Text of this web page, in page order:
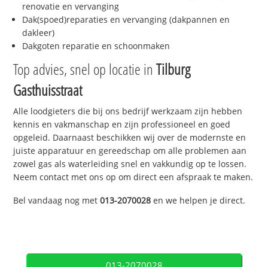
renovatie en vervanging
Dak(spoed)reparaties en vervanging (dakpannen en
dakleer)
Dakgoten reparatie en schoonmaken
Top advies, snel op locatie inTilburg
Gasthuisstraat
Alle loodgieters die bij ons bedrijf werkzaam zijn hebben
kennis en vakmanschap en zijn professioneel en goed
opgeleid. Daarnaast beschikken wij over de modernste en
juiste apparatuur en gereedschap om alle problemen aan
zowel gas als waterleiding snel en vakkundig op te lossen.
Neem contact met ons op om direct een afspraak te maken.
Bel vandaag nog met013-2070028 en we helpen je direct.